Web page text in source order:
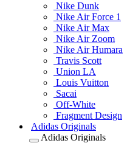
Nike Dunk
Nike Air Force 1
Nike Air Max
Nike Air Zoom
Nike Air Humara
Travis Scott
Union LA
Louis Vuitton
Sacai
Off-White
Fragment Design
Adidas Originals
Adidas Originals